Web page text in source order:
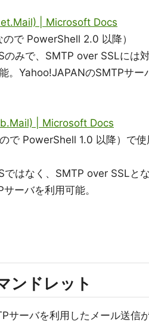
| Microsoft Docs
で PowerShell 2.0 以降）
みで、SMTP over SSLには
。Yahoo!JAPANのSMTPサー
| Microsoft Docs
で PowerShell 1.0 以降）で
はなく、SMTP over SSLとな
ーバを利用可能。
ンドレット
ーバを利用したメール送信が